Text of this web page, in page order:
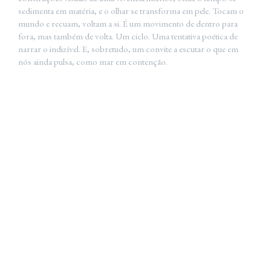
sedimenta em matéria, e o olhar se transforma em pele. Tocam o
mundo e recuam, voltam a si. É um movimento de dentro para
fora, mas também de volta. Um ciclo. Uma tentativa poética de
narrar o indizível. E, sobretudo, um convite a escutar o que em
nós ainda pulsa, como mar em contenção.